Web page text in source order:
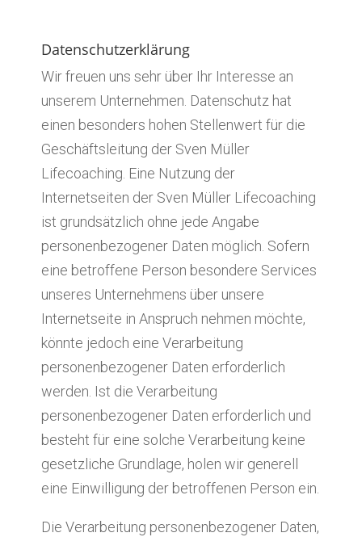
Datenschutzerklärung
Wir freuen uns sehr über Ihr Interesse an
unserem Unternehmen. Datenschutz hat
einen besonders hohen Stellenwert für die
Geschäftsleitung der Sven Müller
Lifecoaching. Eine Nutzung der
Internetseiten der Sven Müller Lifecoaching
ist grundsätzlich ohne jede Angabe
personenbezogener Daten möglich. Sofern
eine betroffene Person besondere Services
unseres Unternehmens über unsere
Internetseite in Anspruch nehmen möchte,
könnte jedoch eine Verarbeitung
personenbezogener Daten erforderlich
werden. Ist die Verarbeitung
personenbezogener Daten erforderlich und
besteht für eine solche Verarbeitung keine
gesetzliche Grundlage, holen wir generell
eine Einwilligung der betroffenen Person ein.
Die Verarbeitung personenbezogener Daten,